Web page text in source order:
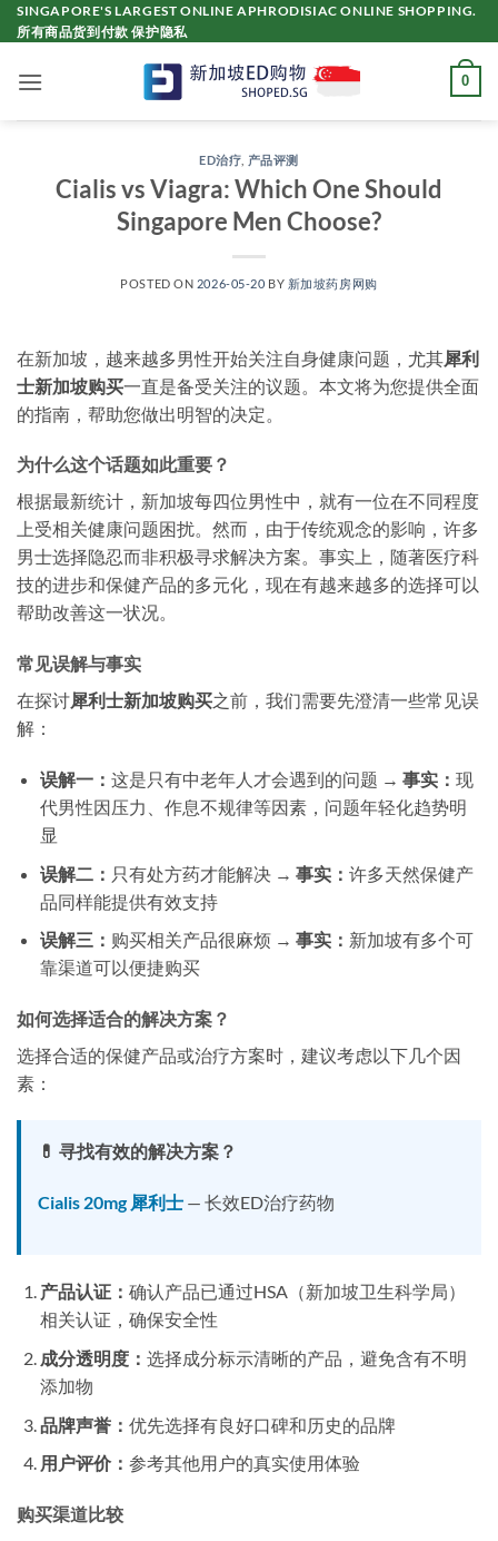
Skip
to
SINGAPORE'S LARGEST ONLINE APHRODISIAC ONLINE SHOPPING.
所有商品货到付款 保护隐私
0
ED治疗 产品评测
Cialis vs Viagra: Which One Should
Singapore Men Choose?
POSTED ON 2026-05-20 BY 新加坡药房网购
在新加坡，越来越多男性开始关注自身健康问题，尤其犀利
士新加坡购买一直是备受关注的议题。本文将为您提供全面
的指南，帮助您做出明智的决定。
为什么这个话题如此重要？
根据最新统计，新加坡每四位男性中，就有一位在不同程度
上受相关健康问题困扰。然而，由于传统观念的影响，许多
男士选择隐忍而非积极寻求解决方案。事实上，随著医疗科
技的进步和保健产品的多元化，现在有越来越多的选择可以
帮助改善这一状况。
常见误解与事实
在探讨犀利士新加坡购买之前，我们需要先澄清一些常见误
解：
误解一： 这是只有中老年人才会遇到的问题 → 事实： 现
代男性因压力、作息不规律等因素，问题年轻化趋势明
显
误解二： 只有处方药才能解决 → 事实： 许多天然保健产
品同样能提供有效支持
误解三： 购买相关产品很麻烦 → 事实： 新加坡有多个可
靠渠道可以便捷购买
如何选择适合的解决方案？
选择合适的保健产品或治疗方案时，建议考虑以下几个因
素：
💊 寻找有效的解决方案？
Cialis 20mg 犀利士 — 长效ED治疗药物
产品认证： 确认产品已通过HSA（新加坡卫生科学局）
相关认证，确保安全性
成分透明度： 选择成分标示清晰的产品，避免含有不明
添加物
品牌声誉： 优先选择有良好口碑和历史的品牌
用户评价： 参考其他用户的真实使用体验
购买渠道比较